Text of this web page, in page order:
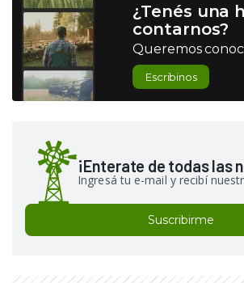
¿Tenés una
contarnos?
Queremos
Escribinos
¡Enterate de todas las
Ingresá tu e-mail y recibí
Suscribirme